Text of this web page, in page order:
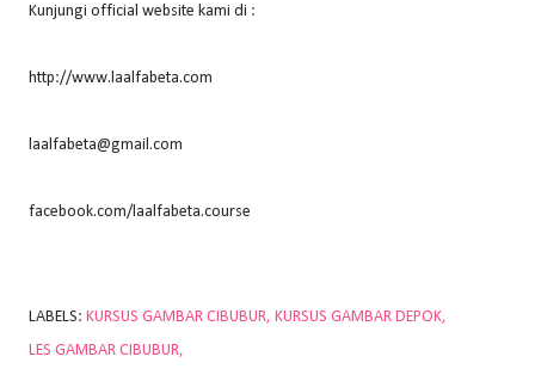
Kunjungi official website kami di :
http://www.laalfabeta.com
laalfabeta@gmail.com
facebook.com/laalfabeta.course
LABELS: KURSUS GAMBAR CIBUBUR KURSUS GAMBAR DEPOK
LES GAMBAR CIBUBUR